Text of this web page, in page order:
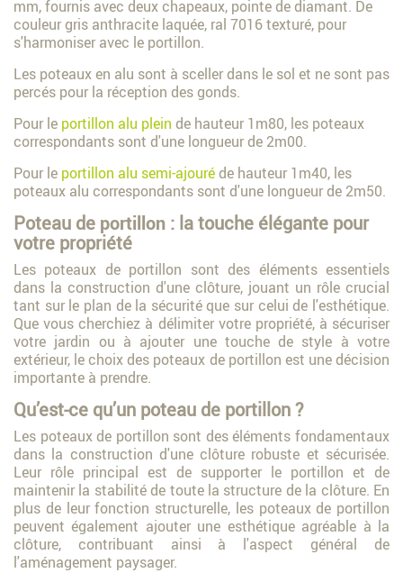
mm, fournis avec deux chapeaux, pointe de diamant. De
couleur gris anthracite laquée, ral 7016 texturé, pour
s'harmoniser avec le portillon.
Les poteaux en alu sont à sceller dans le sol et ne sont pas
percés pour la réception des gonds.
Pour le portillon alu plein de hauteur 1m80, les poteaux
correspondants sont d'une longueur de 2m00.
Pour le portillon alu semi-ajouréde hauteur 1m40, les
poteaux alu correspondants sont d'une longueur de 2m50.
Poteau de portillon : la touche élégante pour
votre propriété
Les poteaux de portillon sont des éléments essentiels
dans la construction d'une clôture, jouant un rôle crucial
tant sur le plan de la sécurité que sur celui de l'esthétique.
Que vous cherchiez à délimiter votre propriété, à sécuriser
votre jardin ou à ajouter une touche de style à votre
extérieur, le choix des poteaux de portillon est une décision
importante à prendre.
Qu’est-ce qu’un poteau de portillon ?
Les poteaux de portillon sont des éléments fondamentaux
dans la construction d'une clôture robuste et sécurisée.
Leur rôle principal est de supporter le portillon et de
maintenir la stabilité de toute la structure de la clôture. En
plus de leur fonction structurelle, les poteaux de portillon
peuvent également ajouter une esthétique agréable à la
clôture, contribuant ainsi à l'aspect général de
l'aménagement paysager.